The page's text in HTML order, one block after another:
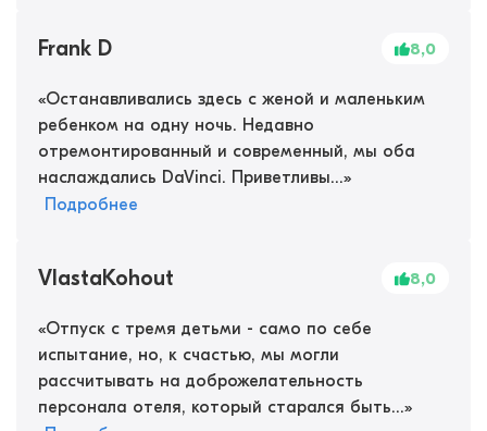
Frank D 8,0
«Останавливались здесь с женой и маленьким
ребенком на одну ночь. Недавно
отремонтированный и современный, мы оба
наслаждались DaVinci. Приветливы...»
Подробнее
VlastaKohout 8,0
«Отпуск с тремя детьми - само по себе
испытание, но, к счастью, мы могли
рассчитывать на доброжелательность
персонала отеля, который старался быть...»